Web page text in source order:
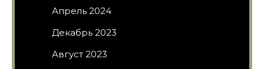
Апрель 2024
Декабрь 2023
Август 2023